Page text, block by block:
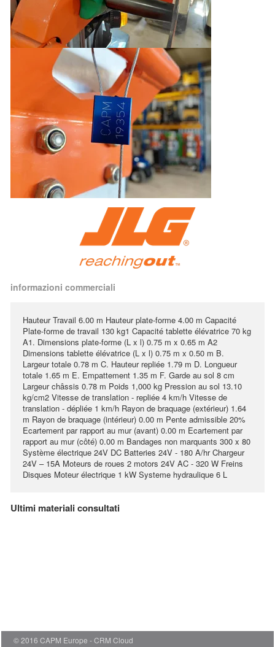
informazioni commerciali
Hauteur Travail 6.00 m Hauteur plate-forme 4.00 m Capacité
Plate-forme de travail 130 kg1 Capacité tablette élévatrice 70 kg
A1. Dimensions plate-forme (L x l) 0.75 m x 0.65 m A2
Dimensions tablette élévatrice (L x l) 0.75 m x 0.50 m B.
Largeur totale 0.78 m C. Hauteur repliée 1.79 m D. Longueur
totale 1.65 m E. Empattement 1.35 m F. Garde au sol 8 cm
Largeur châssis 0.78 m Poids 1,000 kg Pression au sol 13.10
kg/cm2 Vitesse de translation - repliée 4 km/h Vitesse de
translation - dépliée 1 km/h Rayon de braquage (extérieur) 1.64
m Rayon de braquage (intérieur) 0.00 m Pente admissible 20%
Ecartement par rapport au mur (avant) 0.00 m Ecartement par
rapport au mur (côté) 0.00 m Bandages non marquants 300 x 80
Système électrique 24V DC Batteries 24V - 180 A/hr Chargeur
24V – 15A Moteurs de roues 2 motors 24V AC - 320 W Freins
Disques Moteur électrique 1 kW Systeme hydraulique 6 L
Ultimi materiali consultati
© 2016 CAPM Europe CRM Cloud